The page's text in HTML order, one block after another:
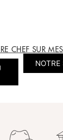
CHEF SUR
NOTRE